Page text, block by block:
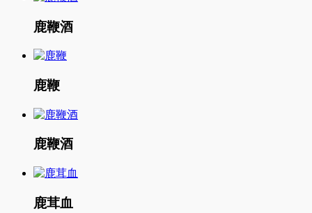
鹿鞭酒
鹿鞭
鹿鞭酒
鹿茸血